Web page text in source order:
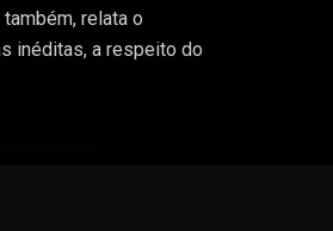
relata o
inéditas, a respeito do
lutas, gênese da